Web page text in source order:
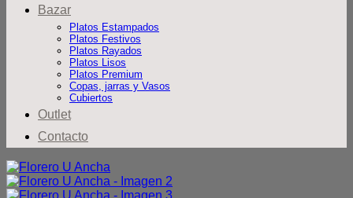
Bazar
Platos Estampados
Platos Festivos
Platos Rayados
Platos Lisos
Platos Premium
Copas, jarras y Vasos
Cubiertos
Outlet
Contacto